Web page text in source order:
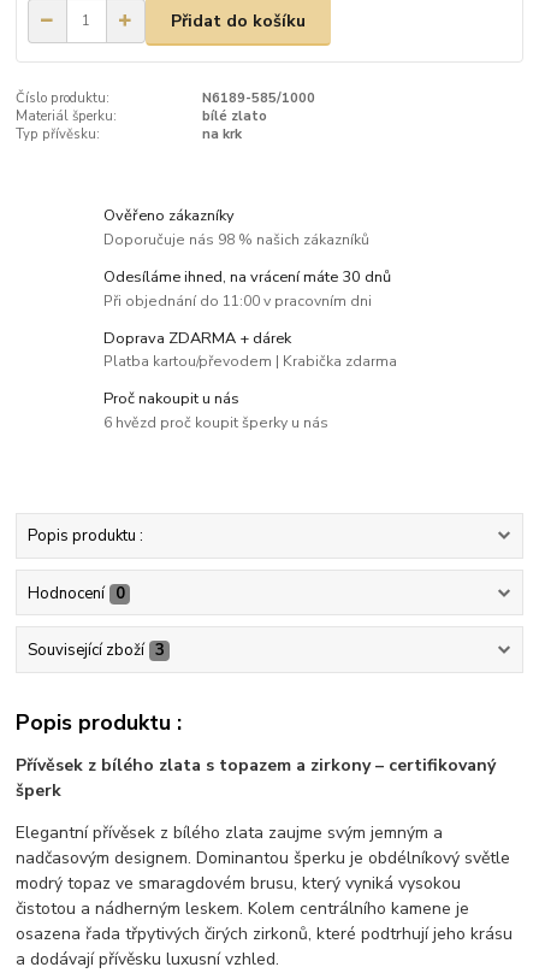
Přidat do košíku
Číslo produktu:
N6189-585/1000
Materiál šperku:
bílé zlato
Typ přívěsku:
na krk
Ověřeno zákazníky
Doporučuje nás 98 % našich zákazníků
Odesíláme ihned, na vrácení máte 30 dnů
Při objednání do 11:00 v pracovním dni
Doprava ZDARMA + dárek
Platba kartou/převodem | Krabička zdarma
Proč nakoupit u nás
6 hvězd proč koupit šperky u nás
Popis produktu :
Hodnocení 0
Související zboží 3
Popis produktu :
Přívěsek z bílého zlata s topazem a zirkony – certifikovaný
šperk
Elegantní přívěsek z bílého zlata zaujme svým jemným a
nadčasovým designem. Dominantou šperku je obdélníkový světle
modrý topaz ve smaragdovém brusu, který vyniká vysokou
čistotou a nádherným leskem. Kolem centrálního kamene je
osazena řada třpytivých čirých zirkonů, které podtrhují jeho krásu
a dodávají přívěsku luxusní vzhled.